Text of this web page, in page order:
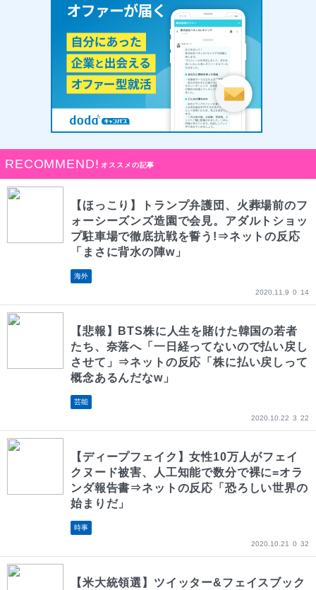
RECOMMEND! オススメの記事
【ほっこり】トランプ弁護団、火葬場前のフ
ォーシーズンズ造園で会見。アダルトショッ
プ駐車場で徹底抗戦を誓う!⇒ネットの反応
「まさに背水の陣w」
海外
2020.11.9 0 14
【悲報】BTS株に人生を賭けた韓国の若者
たち、奈落へ「一日経ってないので払い戻し
させて」⇒ネットの反応「株に払い戻しって
概念あるんだなw」
芸能
2020.10.22 3 22
【ディープフェイク】女性10万人がフェイ
クヌード被害、人工知能で数分で裸に=オラ
ンダ報告書⇒ネットの反応「恐ろしい世界の
始まりだ」
時事
2020.10.21 0 32
【米大統領選】ツイッター&フェイスブック